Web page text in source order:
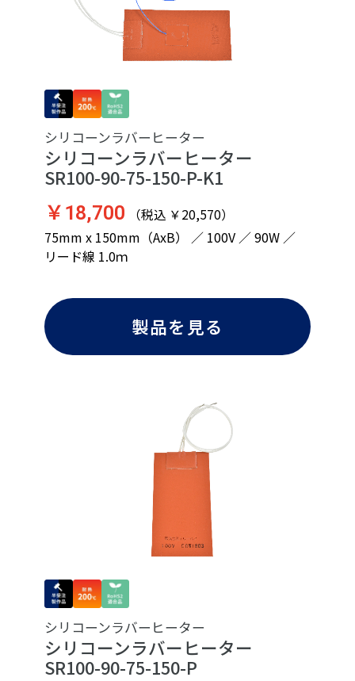
シリコーンラバーヒーター
シリコーンラバーヒーター
SR100-90-75-150-P-K1
￥18,700 （税込 ￥20,570）
75mm x 150mm（AxB） ／ 100V ／ 90W ／
リード線 1.0ｍ
製品を見る
シリコーンラバーヒーター
シリコーンラバーヒーター
SR100-90-75-150-P